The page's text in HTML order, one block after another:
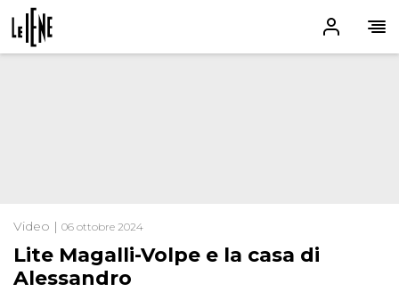
Video | 06 ottobre 2024
Lite Magalli-Volpe e la casa di
Alessandro